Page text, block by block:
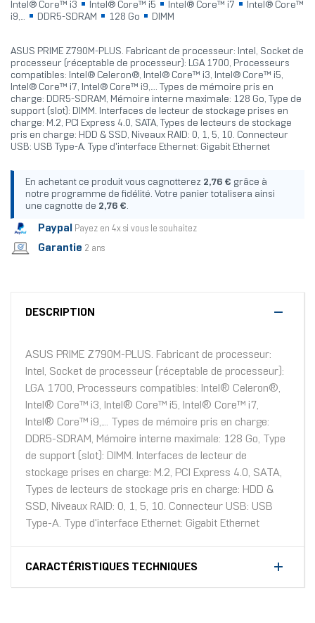
Intel® Core™ i3
Intel® Core™ i5 Intel® Core™ i7
Intel® Core™
i9,...
DDR5-SDRAM 128 Go DIMM
ASUS PRIME Z790M-PLUS. Fabricant de processeur: Intel, Socket de
processeur (réceptable de processeur): LGA 1700, Processeurs
compatibles: Intel® Celeron®, Intel® Core™ i3, Intel® Core™ i5,
Intel® Core™ i7, Intel® Core™ i9,.... Types de mémoire pris en
charge: DDR5-SDRAM, Mémoire interne maximale: 128 Go, Type de
support (slot): DIMM. Interfaces de lecteur de stockage prises en
charge: M.2, PCI Express 4.0, SATA, Types de lecteurs de stockage
pris en charge: HDD & SSD, Niveaux RAID: 0, 1, 5, 10. Connecteur
USB: USB Type-A. Type d'interface Ethernet: Gigabit Ethernet
En achetant ce produit vous cagnotterez 2,76 € grâce à
notre programme de fidélité. Votre panier totalisera ainsi
une cagnotte de 2,76 €.
Paypal Payez en 4x si vous le souhaitez
Garantie 2 ans
DESCRIPTION
ASUS PRIME Z790M-PLUS. Fabricant de processeur:
Intel, Socket de processeur (réceptable de processeur):
LGA 1700, Processeurs compatibles: Intel® Celeron®,
Intel® Core™ i3, Intel® Core™ i5, Intel® Core™ i7,
Intel® Core™ i9,.... Types de mémoire pris en charge:
DDR5-SDRAM, Mémoire interne maximale: 128 Go, Type
de support (slot): DIMM. Interfaces de lecteur de
stockage prises en charge: M.2, PCI Express 4.0, SATA,
Types de lecteurs de stockage pris en charge: HDD &
SSD, Niveaux RAID: 0, 1, 5, 10. Connecteur USB: USB
Type-A. Type d'interface Ethernet: Gigabit Ethernet
CARACTÉRISTIQUES TECHNIQUES